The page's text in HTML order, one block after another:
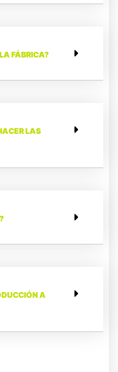
FÁBRICA?
LAS
A